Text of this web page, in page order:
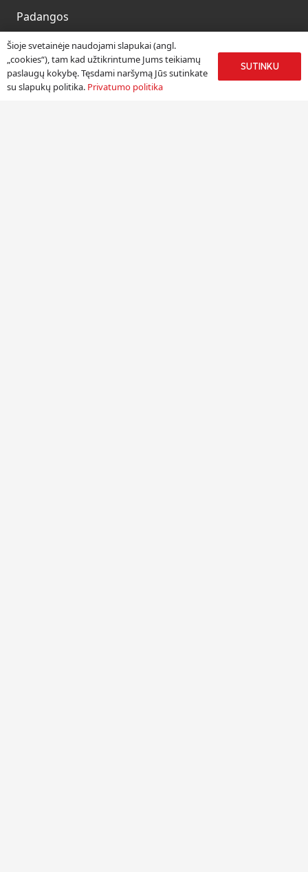
Padangos
Kitos prekės
Paslaugos
Šioje svetainėje naudojami slapukai (angl.
„cookies“), tam kad užtikrintume Jums teikiamų
paslaugų kokybę. Tęsdami naršymą Jūs sutinkate
su slapukų politika. Privatumo politika
SUTINKU